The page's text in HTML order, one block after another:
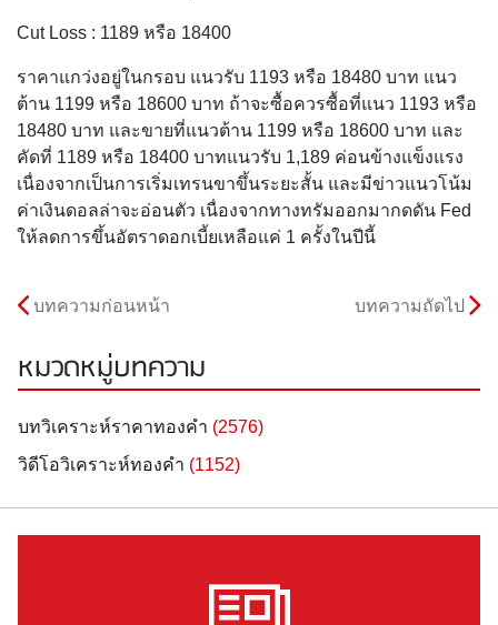
Cut Loss : 1189 หรือ 18400
ราคาแกว่งอยู่ในกรอบ แนวรับ 1193 หรือ 18480 บาท แนว
ต้าน 1199 หรือ 18600 บาท ถ้าจะซื้อควรซื้อที่แนว 1193 หรือ
18480 บาท และขายที่แนวต้าน 1199 หรือ 18600 บาท และ
คัดที่ 1189 หรือ 18400 บาทแนวรับ 1,189 ค่อนข้างแข็งแรง
เนื่องจากเป็นการเริ่มเทรนขาขึ้นระยะสั้น และมีข่าวแนวโน้ม
ค่าเงินดอลล่าจะอ่อนตัว เนื่องจากทางทรัมออกมากดดัน Fed
ให้ลดการขึ้นอัตราดอกเบี้ยเหลือแค่ 1 ครั้งในปีนี้
บทความก่อนหน้า บทความถัดไป
หมวดหมู่บทความ
บทวิเคราะห์ราคาทองคำ (2576)
วิดีโอวิเคราะห์ทองคำ (1152)